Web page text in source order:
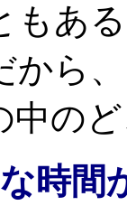
もあ
から
中の
時間